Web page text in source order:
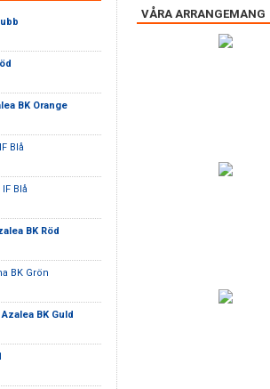
BK Orange
Blå
Blå
BK Röd
BK Grön
Azalea BK Guld
VÅRA ARRANGEMANG